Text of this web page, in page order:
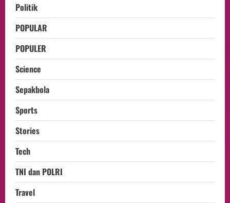
Politik
POPULAR
POPULER
Science
Sepakbola
Sports
Stories
Tech
TNI dan POLRI
Travel